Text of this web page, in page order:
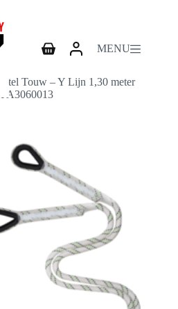
Shopping
MENU
Touw – Y Lijn 1,30 meter
FA3060013